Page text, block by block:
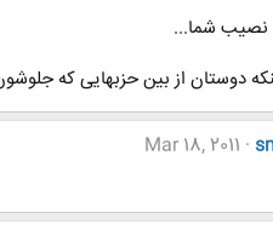
نصیب شما...
دوستان از بین حزبهایی که
Mar 18, 2011